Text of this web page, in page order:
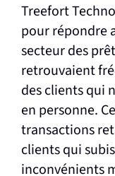
Treefort
pour répondre
secteur des
retrouvaient
des clients qui
en personne.
transactions
clients qui
inconvénients